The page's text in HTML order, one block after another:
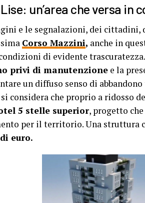
un’area che versa
e le segnalazioni, dei cittadini,
Corso Mazzini, anche in
di evidente
privi di manutenzione e la
un diffuso senso di
considera che proprio a ridosso
5 stelle superior, progetto
per il territorio. Una struttura
euro.